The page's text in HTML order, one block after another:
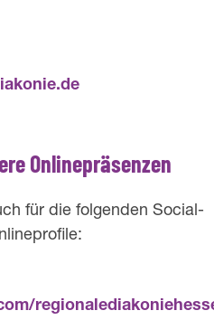
Onlinepräsenzen
für die folgenden Social-